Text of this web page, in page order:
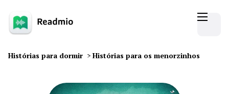
Histórias para dormir > Histórias para os menorzinhos